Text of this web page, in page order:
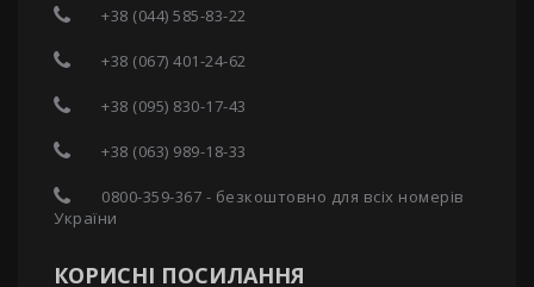
+38 (044) 585-83-22
+38 (067) 401-24-62
+38 (095) 830-17-43
+38 (063) 989-18-33
0800-359-367 - безкоштовно для всіх номерів
України
КОРИСНІ ПОСИЛАННЯ